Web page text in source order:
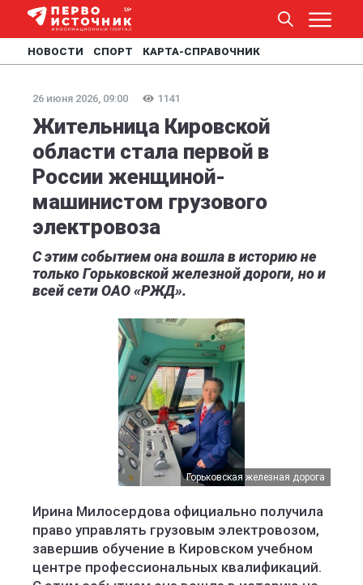
НОВОСТИ СПОРТ КАРТА-СПРАВОЧНИК
26 июня 2026, 09:00 1141
Жительница Кировской
области стала первой в
России женщиной-
машинистом грузового
электровоза
С этим событием она вошла в историю не
только Горьковской железной дороги, но и
всей сети ОАО «РЖД».
Горьковская железная дорога
Ирина Милосердова официально получила
право управлять грузовым электровозом,
завершив обучение в Кировском учебном
центре профессиональных квалификаций.